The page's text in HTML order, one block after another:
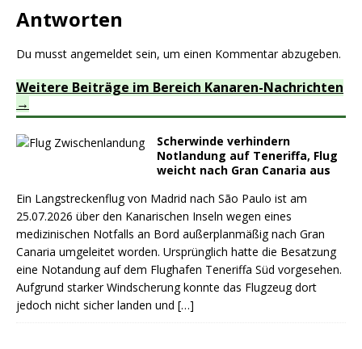
Antworten
Du musst angemeldet sein, um einen Kommentar abzugeben.
Weitere Beiträge im Bereich Kanaren-Nachrichten
Scherwinde verhindern
Notlandung auf Teneriffa, Flug
weicht nach Gran Canaria aus
Ein Langstreckenflug von Madrid nach São Paulo ist am
25.07.2026 über den Kanarischen Inseln wegen eines
medizinischen Notfalls an Bord außerplanmäßig nach Gran
Canaria umgeleitet worden. Ursprünglich hatte die Besatzung
eine Notandung auf dem Flughafen Teneriffa Süd vorgesehen.
Aufgrund starker Windscherung konnte das Flugzeug dort
jedoch nicht sicher landen und […]